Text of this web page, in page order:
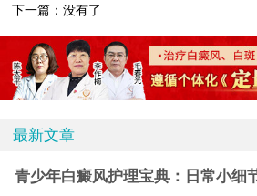
下一篇：没有了
最新文章
青少年白癜风护理宝典：日常小细